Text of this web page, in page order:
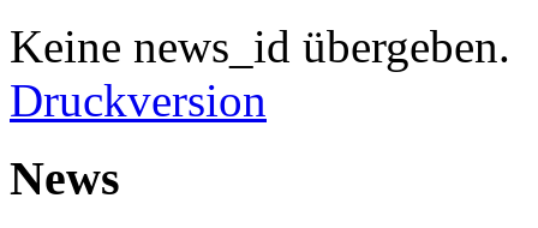
Keine news_id übergeben.
Druckversion
News